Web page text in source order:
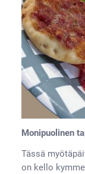
Monipuolinen
Tässä
on kello